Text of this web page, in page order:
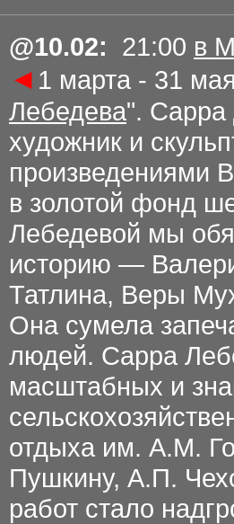
@10.02: 21:00 в
◄ 1 марта - 31
Лебедева".
художник и
произведениями
в золотой фонд
Лебедевой мы
историю —
Татлина, Веры
Она сумела
людей. Сарра
масштабных и
отдыха им. А.М.
Пушкину, А.П.
работ стало